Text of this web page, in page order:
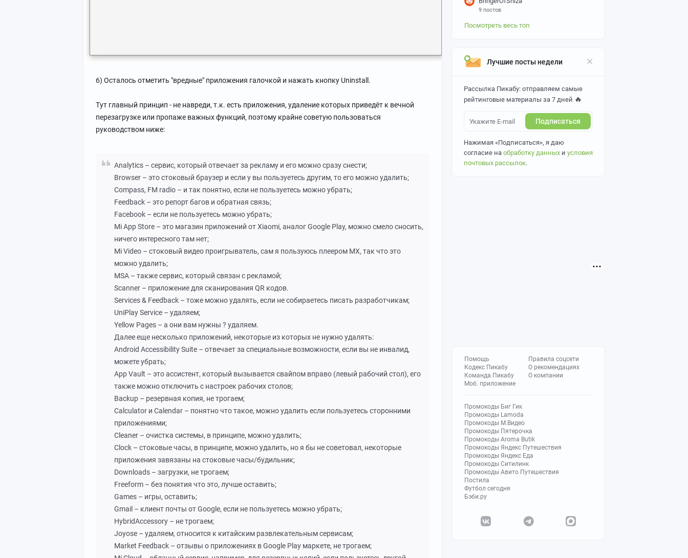
9 постов
Посмотреть весь топ
Лучшие посты недели
Рассылка Пикабу: отправляем самые
рейтинговые материалы за 7 дней 🔥
Подписаться
Нажимая «Подписаться», я даю
согласие на обработку данных и условия
почтовых рассылок.
Помощь
Кодекс Пикабу
Команда Пикабу
Моб. приложение
Правила соцсети
О рекомендациях
О компании
Промокоды Биг Гик
Промокоды Lamoda
Промокоды М.Видео
Промокоды Пятерочка
Промокоды Aroma Butik
Промокоды Яндекс Путешествия
Промокоды Яндекс Еда
Промокоды Ситилинк
Промокоды Авито Путешествия
Постила
Футбол сегодня
Бэби.ру
6) Осталось отметить "вредные" приложения галочкой и нажать кнопку Uninstall.
Тут главный принцип - не навреди, т.к. есть приложения, удаление которых приведёт к вечной
перезагрузке или пропаже важных функций, поэтому крайне советую пользоваться
руководством ниже:
Analytics – сервис, который отвечает за рекламу и его можно сразу снести;
Browser – это стоковый браузер и если у вы пользуетесь другим, то его можно удалить;
Compass, FM radio – и так понятно, если не пользуетесь можно убрать;
Feedback – это репорт багов и обратная связь;
Facebook – если не пользуетесь можно убрать;
Mi App Store – это магазин приложений от Xiaomi, аналог Google Play, можно смело сносить,
ничего интересного там нет;
Mi Video – стоковый видео проигрыватель, сам я пользуюсь плеером MX, так что это
можно удалить;
MSA – также сервис, который связан с рекламой;
Scanner – приложение для сканирования QR кодов.
Services & Feedback – тоже можно удалять, если не собираетесь писать разработчикам;
UniPlay Service – удаляем;
Yellow Pages – а они вам нужны ? удаляем.
Далее еще несколько приложений, некоторые из которых не нужно удалять:
Android Accessibility Suite – отвечает за специальные возможности, если вы не инвалид,
можете убрать;
App Vault – это ассистент, который вызывается свайпом вправо (левый рабочий стол), его
также можно отключить с настроек рабочих столов;
Backup – резервная копия, не трогаем;
Calculator и Calendar – понятно что такое, можно удалить если пользуетесь сторонними
приложениями;
Cleaner – очистка системы, в принципе, можно удалить;
Clock – стоковые часы, в принципе, можно удалить, но я бы не советовал, некоторые
приложения завязаны на стоковые часы/будильник;
Downloads – загрузки, не трогаем;
Freeform – без понятия что это, лучше оставить;
Games – игры, оставить;
Gmail – клиент почты от Google, если не пользуетесь можно убрать;
HybridAccessory – не трогаем;
Joyose – удаляем, относится к китайским развлекательным сервисам;
Market Feedback – отзывы о приложениях в Google Play маркете, не трогаем;